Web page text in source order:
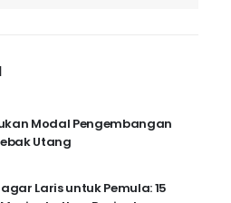
Modal Pengembangan
Utang
Laris untuk Pemula: 15